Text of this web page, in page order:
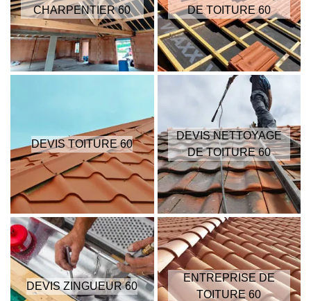
CHARPENTIER 60
DE TOITURE 60
DEVIS TOITURE 60
DEVIS NETTOYAGE
DE TOITURE 60
DEVIS ZINGUEUR 60
ENTREPRISE DE
TOITURE 60